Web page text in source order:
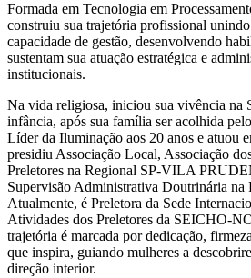
Formada em Tecnologia em
construiu sua trajetória profissional
capacidade de gestão, desenvolvendo
sustentam sua atuação estratégica e
institucionais.
Na vida religiosa, iniciou sua vivência na
infância, após sua família ser acolhida
Líder da Iluminação aos 20 anos e atuou
presidiu Associação Local, Associação
Preletores na Regional SP-VILA
Supervisão Administrativa Doutrinária
Atualmente, é Preletora da Sede
Atividades dos Preletores da SEICHO-
trajetória é marcada por dedicação,
que inspira, guiando mulheres a
direção interior.